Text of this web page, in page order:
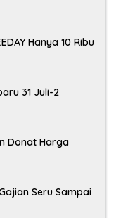
Hanya 10 Ribu
31 Juli-2
Donat Harga
Seru Sampai